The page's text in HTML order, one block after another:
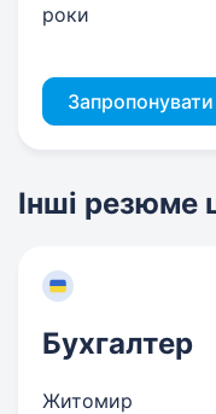
роки
Інші резюме
Бухгалтер
Житомир